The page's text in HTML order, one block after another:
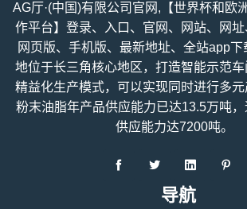
AG厅·(中国)有限公司官网,【世界杯和欧
作平台】登录、入口、官网、网站、网址
网页版、手机版、最新地址、全站app
地位于长三角核心地区，打造智能示范
精益化生产模式，可以实现同时进行多
粉末油脂年产品供应能力已达13.5万吨
供应能力达7200吨。
导航